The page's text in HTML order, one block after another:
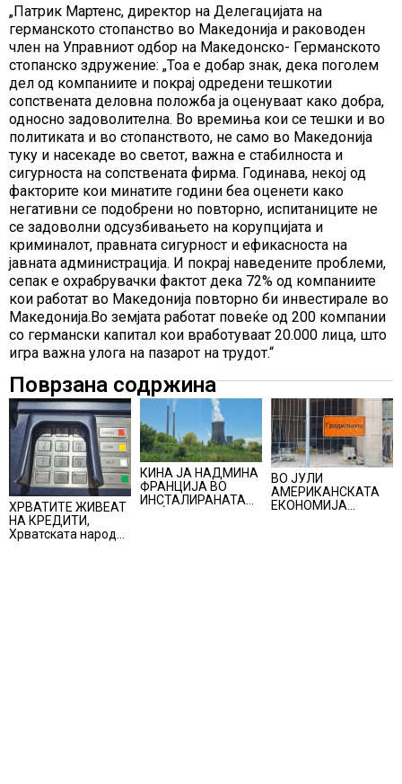
„Патрик Мартенс, директор на Делегацијата на
германското стопанство во Македонија и раководен
член на Управниот одбор на Македонско- Германското
стопанско здружение: „Тоа е добар знак, дека поголем
дел од компаниите и покрај одредени тешкотии
сопствената деловна положба ја оценуваат како добра,
односно задоволителна. Во времиња кои се тешки и во
политиката и во стопанството, не само во Македонија
туку и насекаде во светот, важна е стабилноста и
сигурноста на сопствената фирма. Годинава, некој од
факторите кои минатите години беа оценети како
негативни се подобрени но повторно, испитаниците не
се задоволни одсузбивањето на корупцијата и
криминалот, правната сигурност и ефикасноста на
јавната администрација. И покрај наведените проблеми,
сепак е охрабрувачки фактот дека 72% од компаниите
кои работат во Македонија повторно би инвестирале во
Македонија.Во земјата работат повеќе од 200 компании
со германски капитал кои вработуваат 20.000 лица, што
игра важна улога на пазарот на трудот.“
Поврзана содржина
ХРВАТИТЕ ЖИВЕАТ
НА КРЕДИТИ,
Хрватската народна
КИНА ЈА НАДМИНА
ФРАНЦИЈА ВО
ИНСТАЛИРАНАТА
ВО ЈУЛИ
АМЕРИКАНСКАТА
ЕКОНОМИЈА